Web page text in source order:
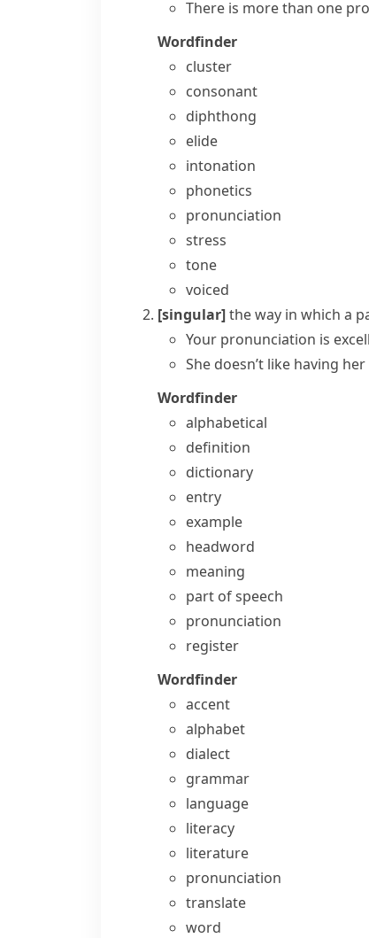
There is more than one
Wordfinder
cluster
consonant
diphthong
elide
intonation
phonetics
pronunciation
stress
tone
voiced
[singular]the way in which a
Your pronunciation is
She doesn’t like having
Wordfinder
alphabetical
definition
dictionary
entry
example
headword
meaning
part of speech
pronunciation
register
Wordfinder
accent
alphabet
dialect
grammar
language
literacy
literature
pronunciation
translate
word